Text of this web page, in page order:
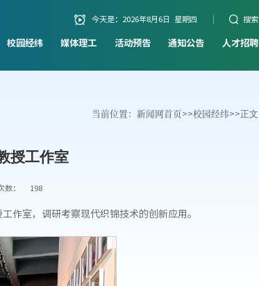
今天是： 2026年8月6日 星期四 搜索
校园经纬 媒体理工 活动预告 通知公告 人才招聘
当前位置： 新闻网首页>>校园经纬>>正文
授工作室
： 198
作室，调研考察现代织锦技术的创新应用。